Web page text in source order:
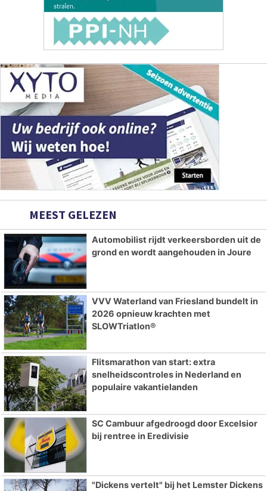
MEEST GELEZEN
Automobilist rijdt verkeersborden uit de
grond en wordt aangehouden in Joure
VVV Waterland van Friesland bundelt in
2026 opnieuw krachten met
SLOWTriatlon®
Flitsmarathon van start: extra
snelheidscontroles in Nederland en
populaire vakantielanden
SC Cambuur afgedroogd door Excelsior
bij rentree in Eredivisie
"Dickens vertelt" bij het Lemster Dickens